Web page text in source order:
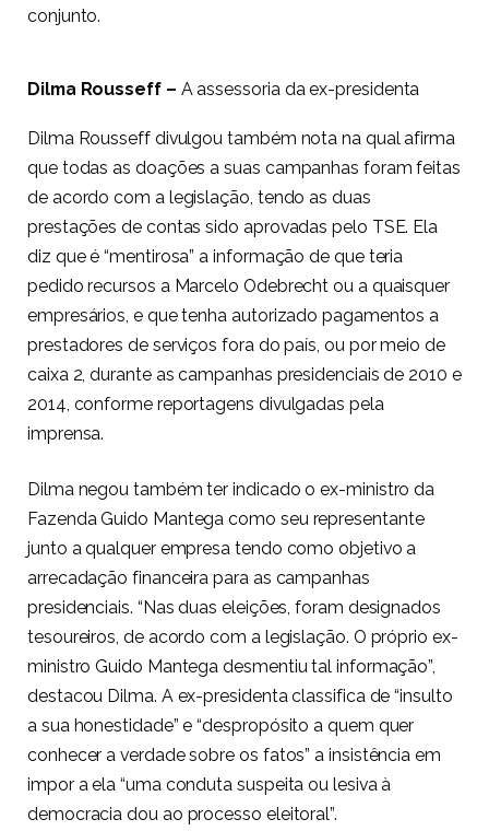
conjunto.
Dilma Rousseff – A assessoria da ex-presidenta
Dilma Rousseff divulgou também nota na qual afirma
que todas as doações a suas campanhas foram feitas
de acordo com a legislação, tendo as duas
prestações de contas sido aprovadas pelo TSE. Ela
diz que é “mentirosa” a informação de que teria
pedido recursos a Marcelo Odebrecht ou a quaisquer
empresários, e que tenha autorizado pagamentos a
prestadores de serviços fora do país, ou por meio de
caixa 2, durante as campanhas presidenciais de 2010 e
2014, conforme reportagens divulgadas pela
imprensa.
Dilma negou também ter indicado o ex-ministro da
Fazenda Guido Mantega como seu representante
junto a qualquer empresa tendo como objetivo a
arrecadação financeira para as campanhas
presidenciais. “Nas duas eleições, foram designados
tesoureiros, de acordo com a legislação. O próprio ex-
ministro Guido Mantega desmentiu tal informação”,
destacou Dilma. A ex-presidenta classifica de “insulto
a sua honestidade” e “despropósito a quem quer
conhecer a verdade sobre os fatos” a insistência em
impor a ela “uma conduta suspeita ou lesiva à
democracia dou ao processo eleitoral”.